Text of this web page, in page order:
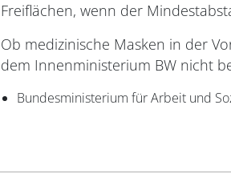
Freiflächen, wenn der
Ob medizinische Masken in der
dem Innenministerium BW nicht
Bundesministerium für Arbeit und